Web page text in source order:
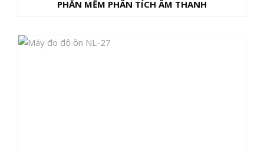
PHẦN MỀM PHÂN TÍCH ÂM THANH